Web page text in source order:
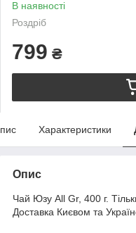
В наявності
Роздріб
799 ₴
Характеристики
Опис
Чай Юзу All Gr, 400 г.
Доставка Києвом та